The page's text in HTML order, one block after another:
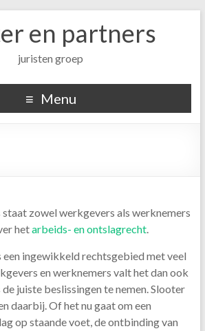
en partners
juristen groep
Menu
zowel werkgevers als werknemers
hetarbeids- en ontslagrecht.
ingewikkeld rechtsgebied met veel
en werknemers valt het dan ook
juiste beslissingen te nemen. Slooter
daarbij. Of het nu gaat om een
op staande voet, de ontbinding van